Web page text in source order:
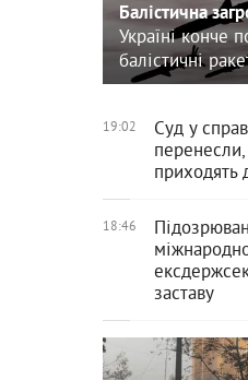
Балістична
Україні конче
балістичні
19:02
Суд у
приходять
18:46
заставу